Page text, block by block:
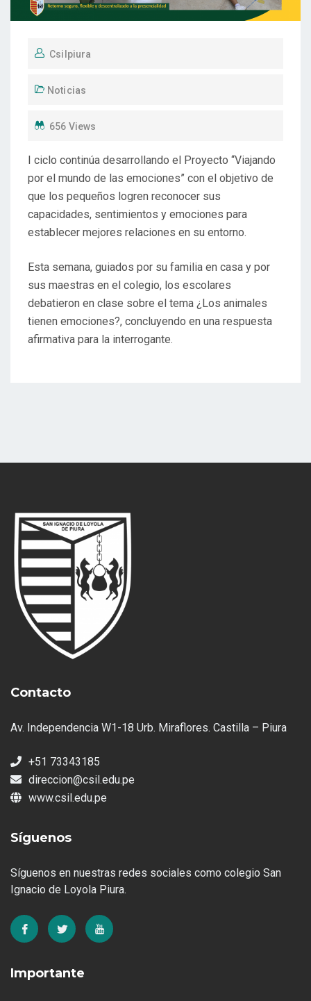
Csilpiura
Noticias
656 Views
I ciclo continúa desarrollando el Proyecto “Viajando
por el mundo de las emociones” con el objetivo de
que los pequeños logren reconocer sus
capacidades, sentimientos y emociones para
establecer mejores relaciones en su entorno.
Esta semana, guiados por su familia en casa y por
sus maestras en el colegio, los escolares
debatieron en clase sobre el tema ¿Los animales
tienen emociones?, concluyendo en una respuesta
afirmativa para la interrogante.
Contacto
Av. Independencia W1-18 Urb. Miraflores. Castilla – Piura
+51 73343185
direccion@csil.edu.pe
www.csil.edu.pe
Síguenos
Síguenos en nuestras redes sociales como colegio San
Ignacio de Loyola Piura.
Importante